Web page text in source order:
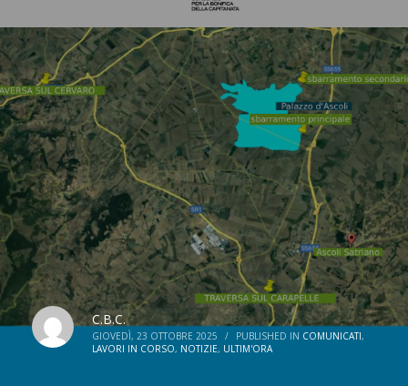
C.B.C.
GIOVEDÌ, 23 OTTOBRE 2025 / PUBLISHED IN COMUNICATI,
LAVORI IN CORSO, NOTIZIE, ULTIM'ORA